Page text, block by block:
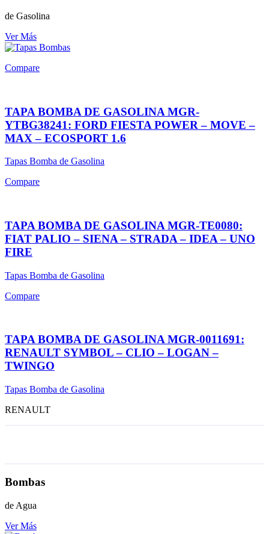
de Gasolina
Ver Más
Compare
TAPA BOMBA DE GASOLINA MGR-
YTBG38241: FORD FIESTA POWER – MOVE –
MAX – ECOSPORT 1.6
Tapas Bomba de Gasolina
Compare
TAPA BOMBA DE GASOLINA MGR-TE0080:
FIAT PALIO – SIENA – STRADA – IDEA – UNO
FIRE
Tapas Bomba de Gasolina
Compare
TAPA BOMBA DE GASOLINA MGR-0011691:
RENAULT SYMBOL – CLIO – LOGAN –
TWINGO
Tapas Bomba de Gasolina
RENAULT
Bombas
de Agua
Ver Más